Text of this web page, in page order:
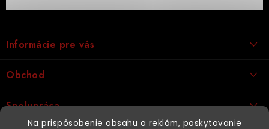
Na prispôsobenie obsahu a reklám, poskytovanie
p
ä
e
Informácie pre vás
Obchodné podmienky
Podmienky ochrany osobných údajov
Kúpna zmluva AEGIS
Obchod
Káva
- Káva na espresso
Spolupráca